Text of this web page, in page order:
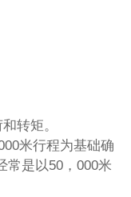
转矩。
米行程为基础确
常是以50，000米